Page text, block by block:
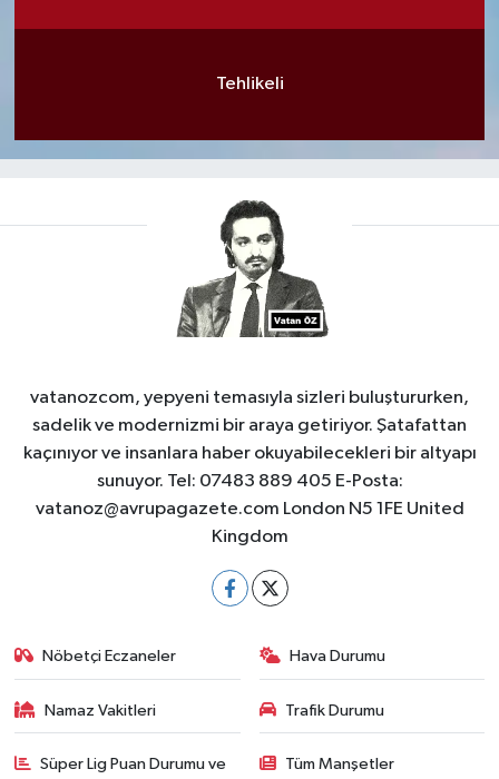
Tehlikeli
vatanozcom, yepyeni temasıyla sizleri buluştururken,
sadelik ve modernizmi bir araya getiriyor. Şatafattan
kaçınıyor ve insanlara haber okuyabilecekleri bir altyapı
sunuyor. Tel: 07483 889 405 E-Posta:
vatanoz@avrupagazete.com London N5 1FE United
Kingdom
Nöbetçi Eczaneler Hava Durumu
Namaz Vakitleri Trafik Durumu
Süper Lig Puan Durumu ve Tüm Manşetler